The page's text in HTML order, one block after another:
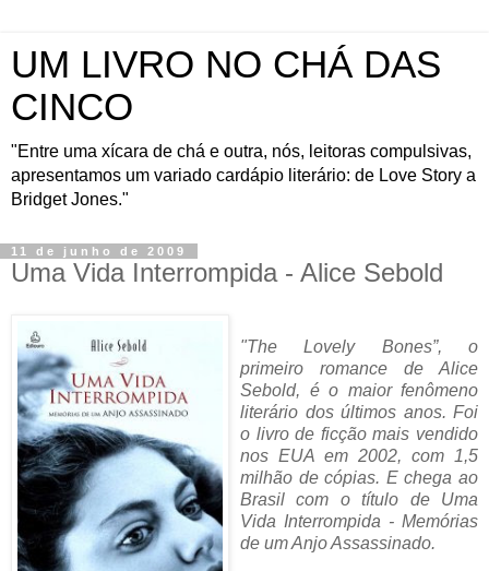
UM LIVRO NO CHÁ DAS
CINCO
"Entre uma xícara de chá e outra, nós, leitoras compulsivas,
apresentamos um variado cardápio literário: de Love Story a
Bridget Jones."
11 de junho de 2009
Uma Vida Interrompida - Alice Sebold
"The Lovely Bones”, o
primeiro romance de Alice
Sebold, é o maior fenômeno
literário dos últimos anos. Foi
o livro de ficção mais vendido
nos EUA em 2002, com 1,5
milhão de cópias. E chega ao
Brasil com o título de Uma
Vida Interrompida - Memórias
de um Anjo Assassinado.